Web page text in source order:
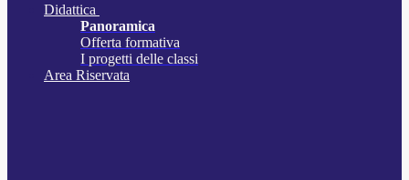
Didattica
Panoramica
Offerta formativa
I progetti delle classi
Area Riservata